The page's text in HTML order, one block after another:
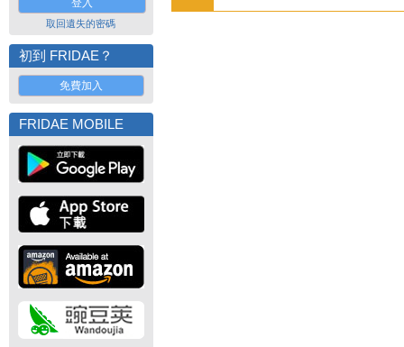
取回遺失的密碼
初到 FRIDAE？
免費加入
FRIDAE MOBILE